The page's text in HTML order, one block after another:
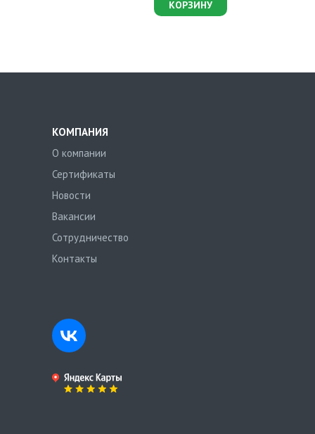
КОРЗИНУ
КОМПАНИЯ
О компании
Сертификаты
Новости
Вакансии
Сотрудничество
Контакты